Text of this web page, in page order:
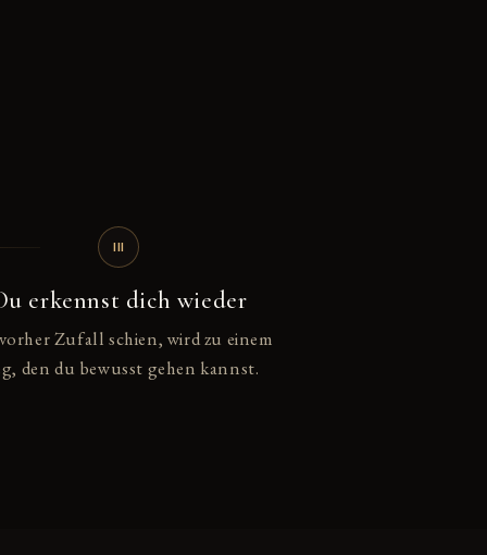
III
erkennst dich wieder
Zufall schien, wird zu einem
den du bewusst gehen kannst.